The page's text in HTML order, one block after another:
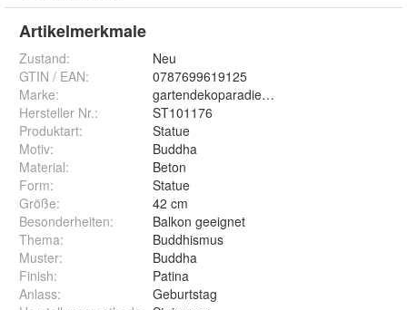
Artikelmerkmale
Zustand:
Neu
GTIN / EAN:
0787699619125
Marke:
gartendekoparadies.de
Hersteller Nr.:
ST101176
Produktart:
Statue
Motiv:
Buddha
Material:
Beton
Form:
Statue
Größe:
42 cm
Besonderheiten:
Balkon geeignet
Thema:
Buddhismus
Muster:
Buddha
Finish:
Patina
Anlass:
Geburtstag